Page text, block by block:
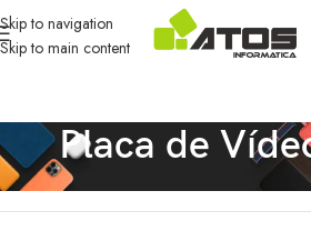
Skip to navigation
Skip to main content
Placa de
Início/ Produtos marcados com a tag